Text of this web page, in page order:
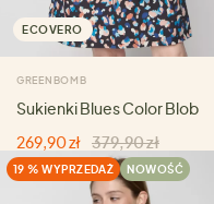
ECOVERO
GREENBOMB
Sukienki Blues Color Blob
269,90 zł 379,90 zł
19 % WYPRZEDAŻ NOWOŚĆ